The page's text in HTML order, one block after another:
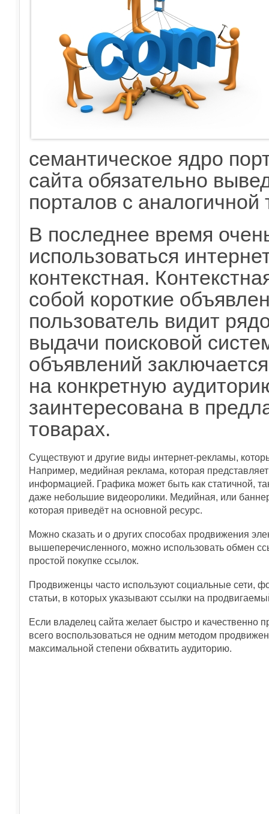
семантическое ядро
сайта обязательно
порталов с аналогичной
В последнее время
использоваться
контекстная.
собой короткие
пользователь видит
выдачи поисковой
объявлений
на конкретную
заинтересована в
товарах.
Существуют и другие виды интернет-рекламы,
Например, медийная реклама, которая
информацией. Графика может быть как статичной,
даже небольшие видеоролики. Медийная, или
которая приведёт на основной ресурс.
Можно сказать и о других способах продвижения
вышеперечисленного, можно использовать обмен
простой покупке ссылок.
Продвиженцы часто используют социальные сети,
статьи, в которых указывают ссылки на
Если владелец сайта желает быстро и качественно
всего воспользоваться не одним методом
максимальной степени обхватить аудиторию.